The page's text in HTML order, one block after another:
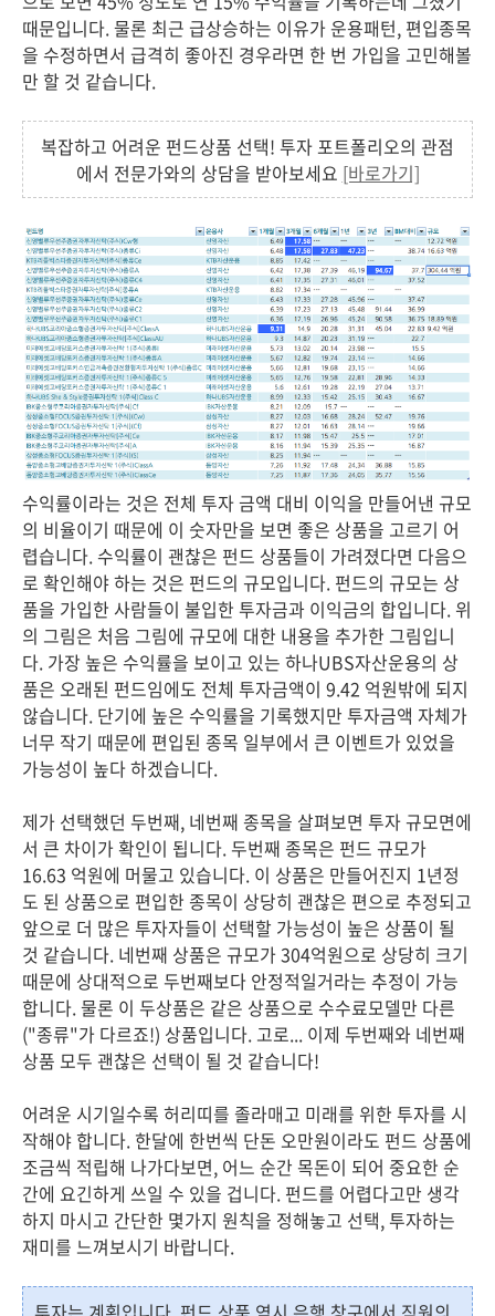
때문입니다. 물론 최근 급상승하는 이유가 운용패턴, 편입종목
을 수정하면서 급격히 좋아진 경우라면 한 번 가입을 고민해볼
만 할 것 같습니다.
복잡하고 어려운 펀드상품 선택! 투자 포트폴리오의 관점
에서 전문가와의 상담을 받아보세요 [바로가기]
수익률이라는 것은 전체 투자 금액 대비 이익을 만들어낸 규모
의 비율이기 때문에 이 숫자만을 보면 좋은 상품을 고르기 어
렵습니다. 수익률이 괜찮은 펀드 상품들이 가려졌다면 다음으
로 확인해야 하는 것은 펀드의 규모입니다. 펀드의 규모는 상
품을 가입한 사람들이 불입한 투자금과 이익금의 합입니다. 위
의 그림은 처음 그림에 규모에 대한 내용을 추가한 그림입니
다. 가장 높은 수익률을 보이고 있는 하나UBS자산운용의 상
품은 오래된 펀드임에도 전체 투자금액이 9.42 억원밖에 되지
않습니다. 단기에 높은 수익률을 기록했지만 투자금액 자체가
너무 작기 때문에 편입된 종목 일부에서 큰 이벤트가 있었을
가능성이 높다 하겠습니다.
제가 선택했던 두번째, 네번째 종목을 살펴보면 투자 규모면에
서 큰 차이가 확인이 됩니다. 두번째 종목은 펀드 규모가
16.63 억원에 머물고 있습니다. 이 상품은 만들어진지 1년정
도 된 상품으로 편입한 종목이 상당히 괜찮은 편으로 추정되고
앞으로 더 많은 투자자들이 선택할 가능성이 높은 상품이 될
것 같습니다. 네번째 상품은 규모가 304억원으로 상당히 크기
때문에 상대적으로 두번째보다 안정적일거라는 추정이 가능
합니다. 물론 이 두상품은 같은 상품으로 수수료모델만 다른
("종류"가 다르죠!) 상품입니다. 고로... 이제 두번째와 네번째
상품 모두 괜찮은 선택이 될 것 같습니다!
어려운 시기일수록 허리띠를 졸라매고 미래를 위한 투자를 시
작해야 합니다. 한달에 한번씩 단돈 오만원이라도 펀드 상품에
조금씩 적립해 나가다보면, 어느 순간 목돈이 되어 중요한 순
간에 요긴하게 쓰일 수 있을 겁니다. 펀드를 어렵다고만 생각
하지 마시고 간단한 몇가지 원칙을 정해놓고 선택, 투자하는
재미를 느껴보시기 바랍니다.